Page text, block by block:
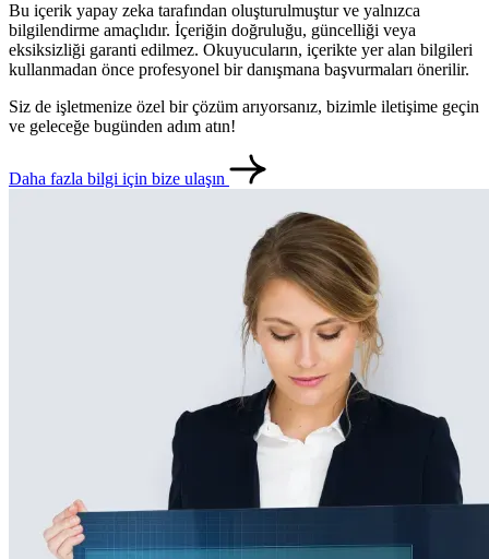
Bu içerik yapay zeka tarafından oluşturulmuştur ve yalnızca
bilgilendirme amaçlıdır. İçeriğin doğruluğu, güncelliği veya
eksiksizliği garanti edilmez. Okuyucuların, içerikte yer alan bilgileri
kullanmadan önce profesyonel bir danışmana başvurmaları önerilir.
Siz de işletmenize özel bir çözüm arıyorsanız, bizimle iletişime geçin
ve geleceğe bugünden adım atın!
Daha fazla bilgi için bize ulaşın